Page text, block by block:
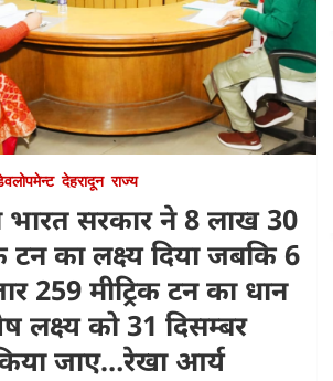
देहरादून राज्य
भारत सरकार ने 8 लाख 30
टन का लक्ष्य दिया जबकि 6
259 मीट्रिक टन का धान
को 31 दिसम्बर
जाए…रेखा आर्य